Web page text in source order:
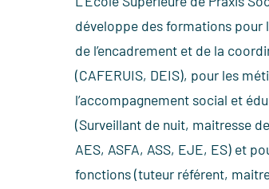
développe des formations pour
de l’encadrement et de la
(CAFERUIS, DEIS), pour les
l’accompagnement social et
(Surveillant de nuit, maitresse
AES, ASFA, ASS, EJE, ES) et
fonctions (tuteur référent,
formation préparatoire aux